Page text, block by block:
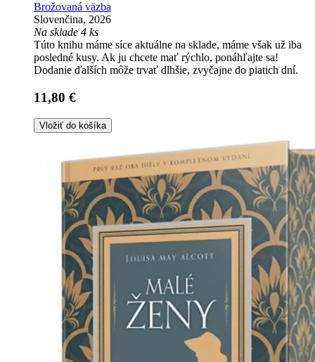
Brožovaná väzba
Slovenčina, 2026
Na sklade 4 ks
Túto knihu máme síce aktuálne na sklade, máme však už iba
posledné kusy. Ak ju chcete mať rýchlo, ponáhľajte sa!
Dodanie ďalších môže trvať dlhšie, zvyčajne do piatich dní.
11,80 €
Vložiť do košíka